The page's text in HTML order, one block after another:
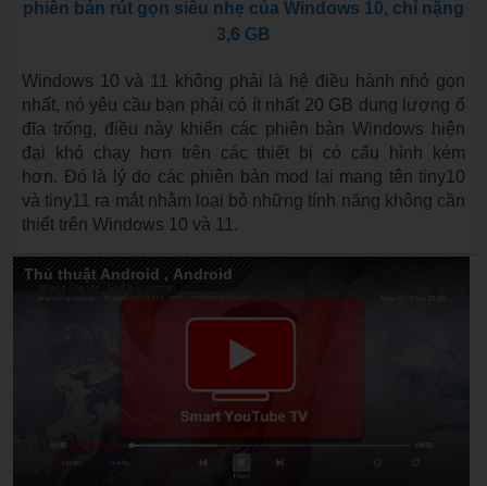
phiên bản rút gọn siêu nhẹ của Windows 10, chỉ nặng
3,6 GB
Windows 10 và 11 không phải là hệ điều hành nhỏ gọn
nhất, nó yêu cầu bạn phải có ít nhất 20 GB dung lượng ổ
đĩa trống, điều này khiến các phiên bản Windows hiện
đại khó chạy hơn trên các thiết bị có cấu hình kém
hơn. Đó là lý do các phiên bản mod lại mang tên tiny10
và tiny11 ra mắt nhằm loại bỏ những tính năng không cần
thiết trên Windows 10 và 11.
Thủ thuật Android , Android